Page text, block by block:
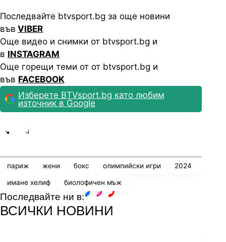
Последвайте btvsport.bg за още новини
във VIBER
Още видео и снимки от btvsport.bg и
в INSTAGRAM
Още горещи теми от от btvsport.bg и
във FACEBOOK
Изберете BTVsport.bg като любим
източник в Google
париж жени бокс олимпийски игри 2024
имане хелиф биолофичен мъж
Последвайте ни в:
ВСИЧКИ НОВИНИ